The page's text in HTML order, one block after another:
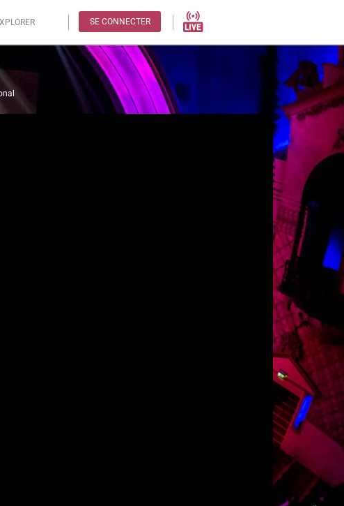
SE CONNECTER